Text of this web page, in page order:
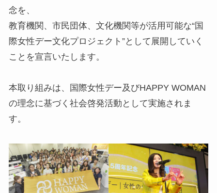
念を、
教育機関、市民団体、文化機関等が活用可能な“国
際女性デー文化プロジェクト”として展開していく
ことを宣言いたします。
本取り組みは、国際女性デー及びHAPPY WOMAN
の理念に基づく社会啓発活動として実施されま
す。